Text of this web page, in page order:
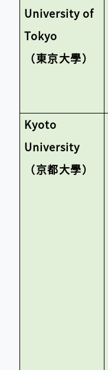
University of
Tokyo
（東京大學）
Kyoto
University
（京都大學）